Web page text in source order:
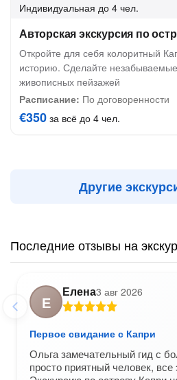
Индивидуальная до 4 чел.
Авторская экскурсия по
Откройте для себя колоритный
историю. Сделайте
живописных пейзажей
Расписание: По договоренности
€350 за всё до 4 чел.
Другие
Последние отзывы на
Е
Елена3 авг 2026
Первое свидание с Капри
Ольга замечательный гид с
просто приятный человек,